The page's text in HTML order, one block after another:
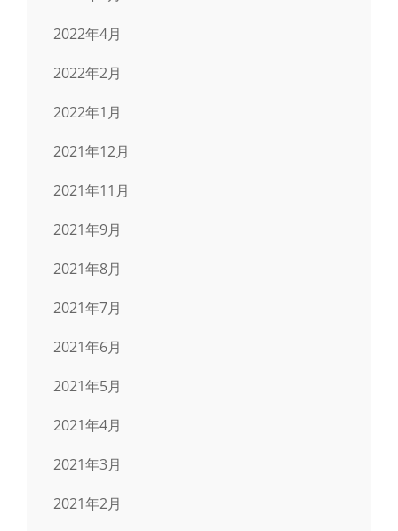
2022年4月
2022年2月
2022年1月
2021年12月
2021年11月
2021年9月
2021年8月
2021年7月
2021年6月
2021年5月
2021年4月
2021年3月
2021年2月